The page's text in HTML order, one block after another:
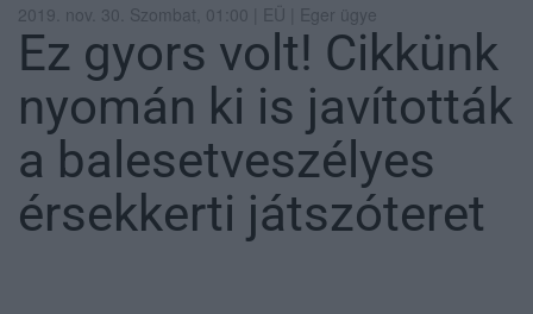
2019. nov. 30. Szombat, 01:00 | EÜ | Eger ügye
Ez gyors volt! Cikkünk
nyomán ki is javították
a balesetveszélyes
érsekkerti játszóteret